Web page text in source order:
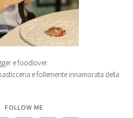
e foodlover.
e follemente innamorata della
FOLLOW ME